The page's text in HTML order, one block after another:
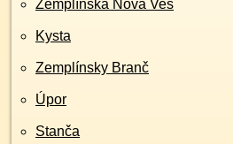
Zemplínska Nová Ves
Kysta
Zemplínsky Branč
Úpor
Stanča